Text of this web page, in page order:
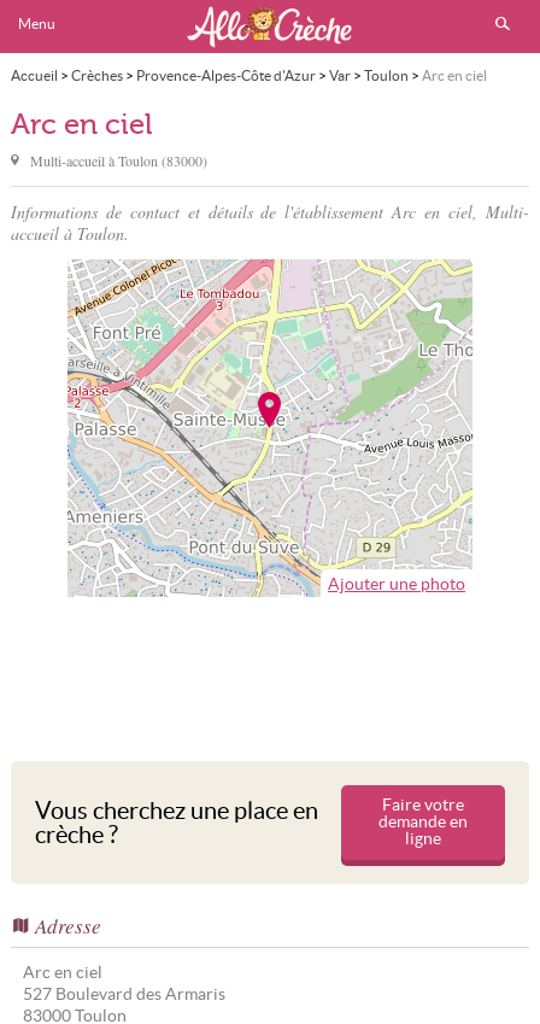
Menu
Accueil > Crèches> Provence-Alpes-Côte d'Azur> Var> Toulon > Arc en ciel
Arc en ciel
Multi-accueil àToulon (83000)
Informations de contact et détails de l'établissement Arc en ciel, Multi-
accueil à Toulon.
Ajouter une photo
Vous cherchez une place en
crèche ?
Faire votre
demande en
ligne
Adresse
Arc en ciel
527 Boulevard des Armaris
83000 Toulon